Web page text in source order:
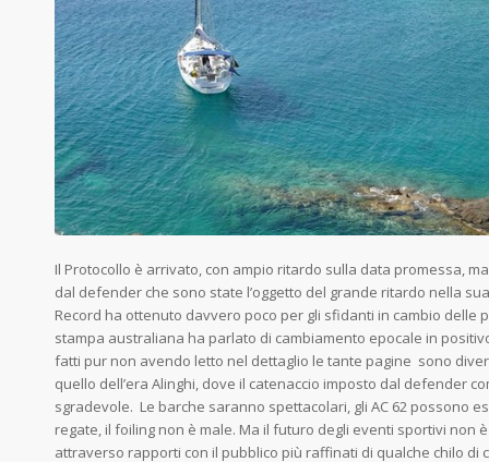
Il Protocollo è arrivato, con ampio ritardo sulla data promessa,
dal defender che sono state l’oggetto del grande ritardo nella
Record ha ottenuto davvero poco per gli sfidanti in cambio delle
stampa australiana ha parlato di cambiamento epocale in
fatti pur non avendo letto nel dettaglio le tante pagine sono
quello dell’era Alinghi, dove il catenaccio imposto dal defender
sgradevole. Le barche saranno spettacolari, gli AC 62 possono
regate, il foiling non è male. Ma il futuro degli eventi sportivi non
attraverso rapporti con il pubblico più raffinati di qualche chilo di